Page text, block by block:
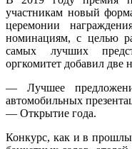
участникам новый
церемонии
номинациям, с целью
самых лучших
оргкомитет добавил
— Лучшее
автомобильных
— Открытие года.
Конкурс, как и в